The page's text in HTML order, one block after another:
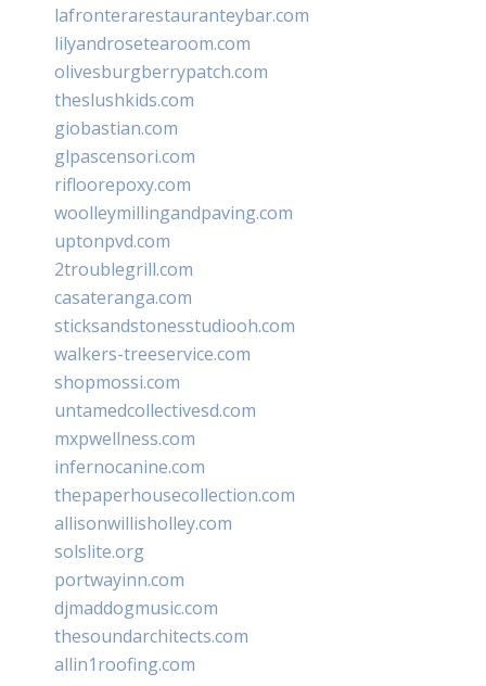
lafronterarestauranteybar.com
lilyandrosetearoom.com
olivesburgberrypatch.com
theslushkids.com
giobastian.com
glpascensori.com
rifloorepoxy.com
woolleymillingandpaving.com
uptonpvd.com
2troublegrill.com
casateranga.com
sticksandstonesstudiooh.com
walkers-treeservice.com
shopmossi.com
untamedcollectivesd.com
mxpwellness.com
infernocanine.com
thepaperhousecollection.com
allisonwillisholley.com
solslite.org
portwayinn.com
djmaddogmusic.com
thesoundarchitects.com
allin1roofing.com